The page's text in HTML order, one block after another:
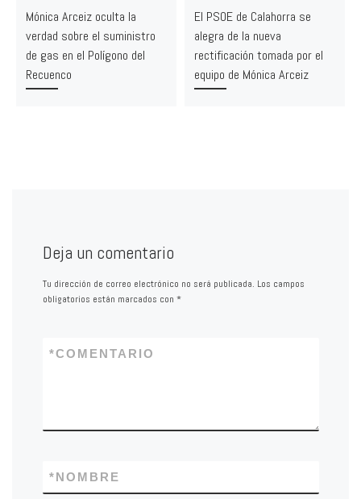
Mónica Arceiz oculta la
verdad sobre el suministro
de gas en el Polígono del
Recuenco
El PSOE de Calahorra se
alegra de la nueva
rectificación tomada por el
equipo de Mónica Arceiz
Deja un comentario
Tu dirección de correo electrónico no será publicada. Los campos
obligatorios están marcados con *
COMENTARIO
*
NOMBRE
*